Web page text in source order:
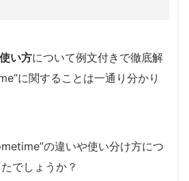
い方について例文付きで徹底解
に関することは一通り分かり
の違いや使い分け方につ
でしょうか？